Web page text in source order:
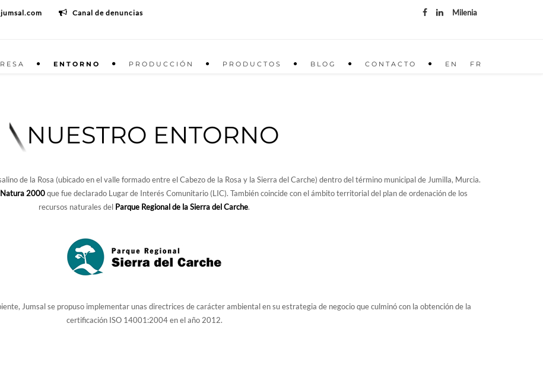
Canal de denuncias Milenia
ENTORNO PRODUCCIÓN PRODUCTOS BLOG CONTACTO EN FR
NUESTRO ENTORNO
de la Rosa (ubicado en el valle formado entre el Cabezo de la Rosa y la Sierra del Carche) dentro del término municipal de Jumilla, Murcia.
Natura 2000que fue declarado Lugar de Interés Comunitario (LIC). También coincide con el ámbito territorial del plan de ordenación de los
recursos naturales del Parque Regional de la Sierra del Carche.
Jumsal se propuso implementar unas directrices de carácter ambiental en su estrategia de negocio que culminó con la obtención de la
certificación ISO 14001:2004 en el año 2012.